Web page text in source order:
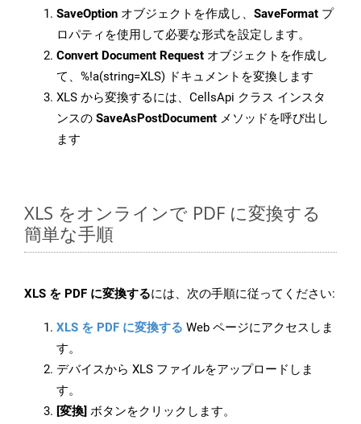
SaveOption オブジェクトを作成し、 SaveFormat プ
ロパティを使用して必要な形式を設定します。
Convert Document Request オブジェクトを作成し
て、%!a(string=XLS) ドキュメントを変換します
XLS から変換するには、CellsApi クラス インスタ
ンスの SaveAsPostDocument メソッドを呼び出し
ます
XLS をオンラインで PDF に変換する
簡単な手順
XLS を PDF に変換するには、次の手順に従ってください:
XLS を PDF に変換する Web ページにアクセスしま
す。
デバイスから XLS ファイルをアップロードしま
す。
[変換] ボタンをクリックします。